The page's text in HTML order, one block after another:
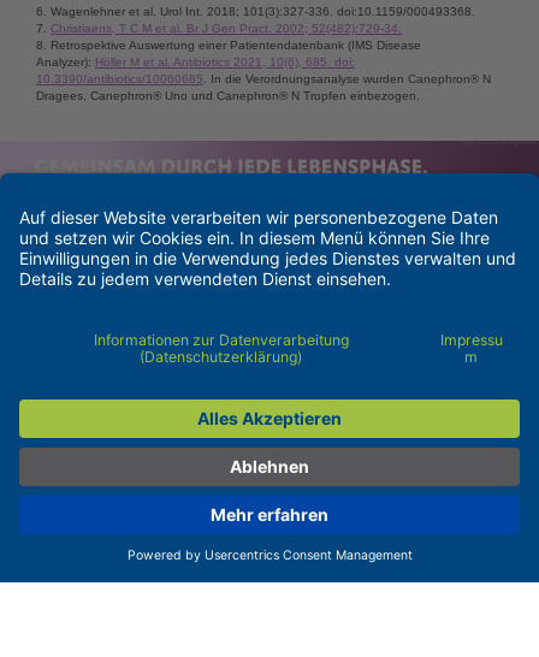
6. Wagenlehner et al. Urol Int. 2018; 101(3):327-336. doi:10.1159/000493368.
7. Christiaens, T C M et al. Br J Gen Pract. 2002; 52(482):729-34.
8. Retrospektive Auswertung einer Patientendatenbank (IMS Disease
Analyzer): Höller M et al. Antibiotics 2021, 10(6), 685. doi:
10.3390/antibiotics/10060685. In die Verordnungsanalyse wurden Canephron® N
Dragees, Canephron® Uno und Canephron® N Tropfen einbezogen.
Barrierefreiheit
Pflichtangaben